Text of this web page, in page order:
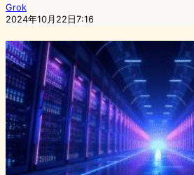
Grok
2024年10月22日7:16